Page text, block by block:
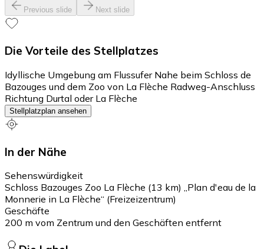
Previous slide Next slide
Die Vorteile des Stellplatzes
Idyllische Umgebung am Flussufer Nahe beim Schloss de
Bazouges und dem Zoo von La Flèche Radweg-Anschluss
Richtung Durtal oder La Flèche
Stellplatzplan ansehen
In der Nähe
Sehenswürdigkeit
Schloss Bazouges Zoo La Flèche (13 km) „Plan d'eau de la
Monnerie in La Flèche“ (Freizeizentrum)
Geschäfte
200 m vom Zentrum und den Geschäften entfernt